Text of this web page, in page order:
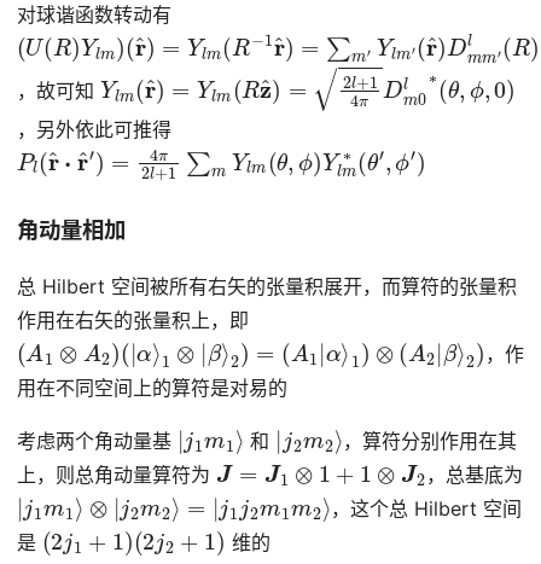
对球谐函数转动有
(U(R)Ylm)
(r^)=Ylm (R−1r^ =∑ m′Y m′
(r^)Dmm ′l (R)
，故可知 Yl m(r^ Ylm (Rz^ +14πDm 0l ∗( , ϕ,0
，另外依此可推得
Pl(r^ ⋅ r^′) = 4π2l +1∑ mYl m(θ ϕ)Yl m∗( θ′ ,ϕ
角动量相加
总 Hilbert 空间被所有右矢的张量积展开，而算符的张量积
作用在右矢的张量积上，即
(A1⊗ A2 )( |α⟩1 ⊗| β ⟩2 )= 1 α ⟩ ) ⊗ 2 β ⟩2)
，作
用在不同空间上的算符是对易的
考虑两个角动量基 | 1 ⟩ 和 | 2 2 ，算符分别作用在其
上，则总角动量算符为 J= J1 ⊗1 1⊗ J 2 ，总基底为
| 1m1⟩⊗ |j2 2 ⟩= j 1j 2 m m 2⟩
，这个总 Hilbert 空间
是 (2 j1 +1 )(2j2 + 维的